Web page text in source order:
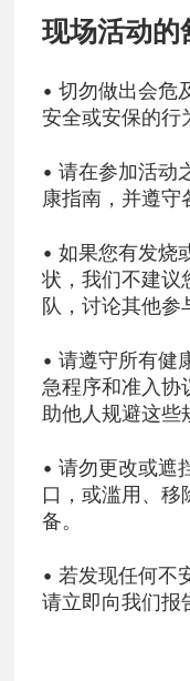
现场活动的
• 切勿做出会危
安全或安保的行
• 请在参加活动
康指南，并遵守
• 如果您有发烧
状，我们不建议
队，讨论其他参
• 请遵守所有健
急程序和准入协
助他人规避这些
• 请勿更改或遮
口，或滥用、移
备。
• 若发现任何不
请立即向我们报